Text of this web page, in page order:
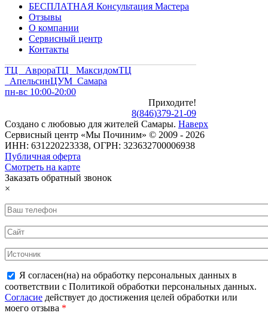
БЕСПЛАТНАЯ Консультация Мастера
Отзывы
О компании
Сервисный центр
Контакты
ТЦ АврораТЦ МаксидомТЦ
АпельсинЦУМ Самара
пн-вс 10:00-20:00
Приходите!
8(846)379-21-09
Создано с любовью для жителей Самары. Наверх
Сервисный центр «Мы Починим» © 2009 - 2026
ИНН: 631220223338, ОГРН: 323632700006938
Публичная оферта
Смотреть на карте
Заказать обратный звонок
×
Я согласен(на) на обработку персональных данных в
соответствии с Политикой обработки персональных данных.
Согласие действует до достижения целей обработки или
моего отзыва *